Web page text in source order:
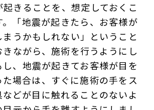
きることを、想定しておくこ
。「地震が起きたら、お客様が
うかもしれない」ということ
ながら、施術を行うようにし
し、地震が起きてお客様が目を
場合は、すぐに施術の手をス
などが目に触れることのないよ